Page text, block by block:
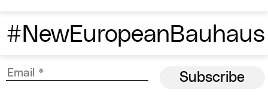
#NewEuropeanBauhaus